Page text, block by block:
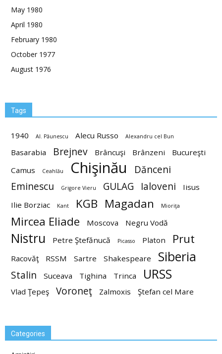
May 1980
April 1980
February 1980
October 1977
August 1976
Tags
1940 Al. Păunescu Alecu Russo Alexandru cel Bun
Basarabia Brejnev Brâncuşi Brânzeni
Bucureşti
Camus
Ceahlău Chişinău
Dănceni
Eminescu
Grigore Vieru GULAG Ialoveni
Iisus
Ilie Borziac
Kant KGB Magadan Mioriţa
Mircea Eliade Moscova Negru Vodă
Nistru Petre Ştefănucă Picasso Platon Prut
Racovăţ RSSM Sartre Shakespeare Siberia
Stalin Suceava Tighina Trinca URSS
Vlad Ţepeş Voroneţ Zalmoxis Ştefan cel Mare
Categories